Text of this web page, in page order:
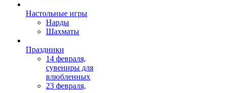
Настольные игры
Нарды
Шахматы
Праздники
14 февраля,
сувениры для
влюбленных
23 февраля,